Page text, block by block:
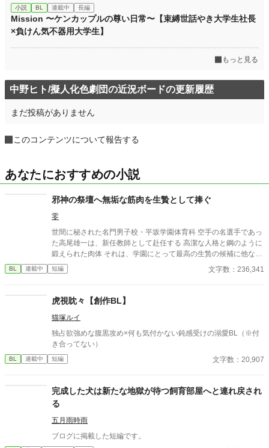
小説 BL 連載中 長編
Mission 〜ケンカップルの尊い日常〜【束縛世話やき大学生社長
×負けん気不器用大学生】
もっと見る
中野ヒト/擬人化色劇団の近況ボードの更新履歴
まだ投稿がありません
このコンテンツについて報告する
あなたにおすすめの小説
邪神の祭壇へ無垢な筋肉を生贄として捧ぐ
零
世間に秘された名門男子校・平坂学園体育科 空手の名選手であっ
た高尾雄一は、新任教師として赴任する 高潔な人格と鋼のように
鍛えられた肉体 それは、学園にとって最高の生贄の候補に他なら
なかった 至高の筋肉を持つ、精神を削られ意志をなくした青年を
太古の神に捧げるため、“水”、“風”、“土”の信奉者達が暗躍する 意
校で繰り広げられるダークファンタジー
BL 連載中 短編 文字数：236,341
虎視眈々【創作BL】
猫塚ルイ
独占欲強めな腹黒攻め×何も気付かない鈍感受けの溺愛BL（※付
き合ってない）
BL 連載中 短編 文字数：20,907
完成した犬は新たな地獄が待つ飼育部屋へと連れ戻され
る
五月雨時雨
ブログに掲載した短編です。